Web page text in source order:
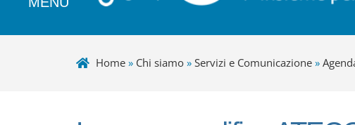
Home» Chi siamo» Servizi e Comunicazione»